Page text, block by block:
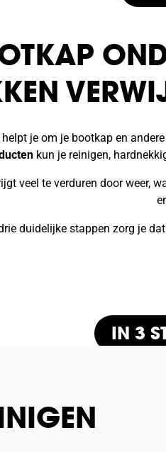
je om je bootkap en
kun je reinigen,
veel te verduren door weer,
duidelijke stappen zorg je
IN 3